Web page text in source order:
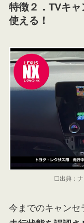
特徴２． TVキャ
使える！
❏出典：ナ
今までのキャンセ